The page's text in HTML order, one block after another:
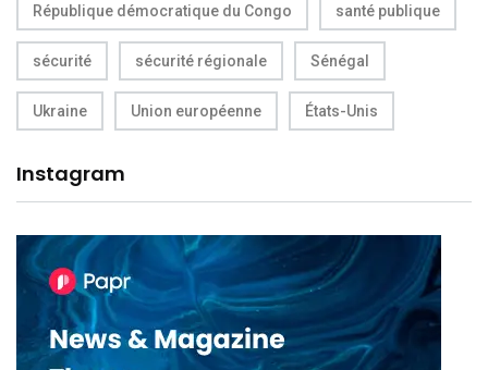
République démocratique du Congo santé publique
sécurité sécurité régionale Sénégal
Ukraine Union européenne États-Unis
Instagram